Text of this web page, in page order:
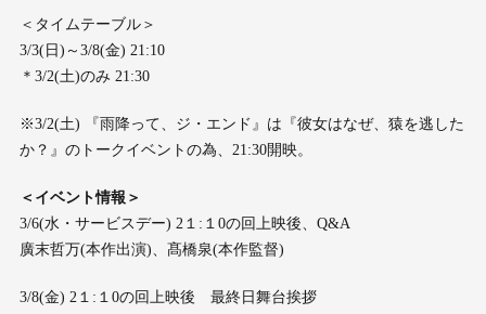
＜タイムテーブル＞
3/3(日)～3/8(金) 21:10
＊3/2(土)のみ 21:30
※3/2(土) 『雨降って、ジ・エンド』は『彼女はなぜ、猿を逃した
か？』のトークイベントの為、21:30開映。
＜イベント情報＞
3/6(水・サービスデー) 2１:１0の回上映後、Q&A
廣末哲万(本作出演)、髙橋泉(本作監督)
3/8(金) 2１:１0の回上映後 最終日舞台挨拶